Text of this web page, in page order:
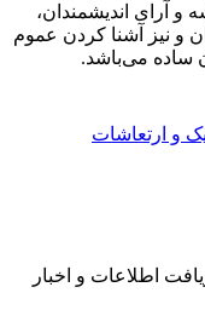
آرای اندیشمندان،
نیز آشنا کردن عموم
می‌باشد.
و ارتعاشات
اطلاعات و اخبار